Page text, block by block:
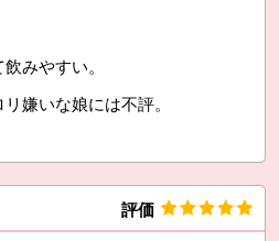
みやすい。
嫌いな娘には不評。
評価